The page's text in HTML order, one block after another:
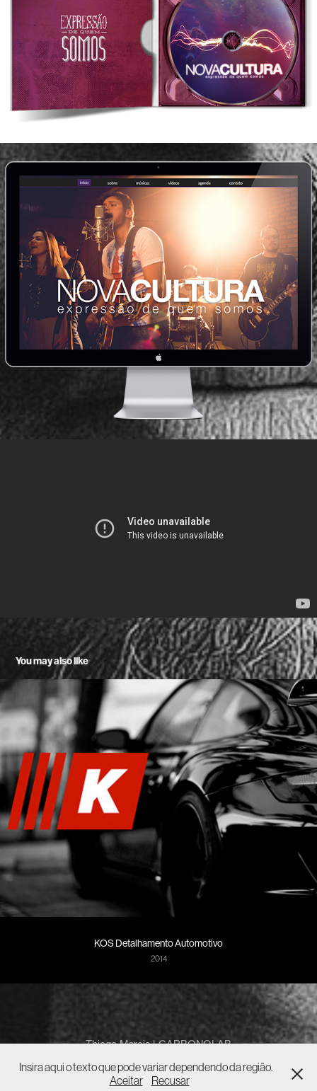
You may also like
KOS Detalhamento Automotivo
2014
Thiago Morais | CARBONOLAB
+55 (62) 9 9317 9704
Insira aqui o texto que pode variar dependendo da região.
Aceitar
Recusar